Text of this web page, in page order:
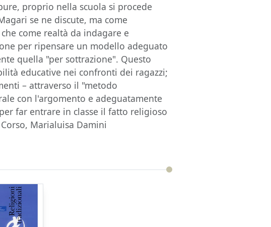
proprio nella scuola si procede
se ne discute, ma come
come realtà da indagare e
per ripensare un modello adeguato
quella "per sottrazione". Questo
educative nei confronti dei ragazzi;
– attraverso il "metodo
con l'argomento e adeguatamente
far entrare in classe il fatto religioso
Marialuisa Damini